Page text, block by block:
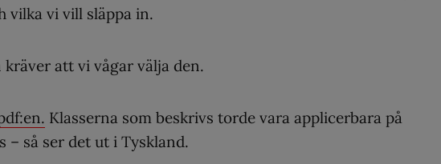
vilka vi vill släppa in.
att vi vågar välja den.
. Klasserna som beskrivs torde vara applicerbara på
– så ser det ut i Tyskland.